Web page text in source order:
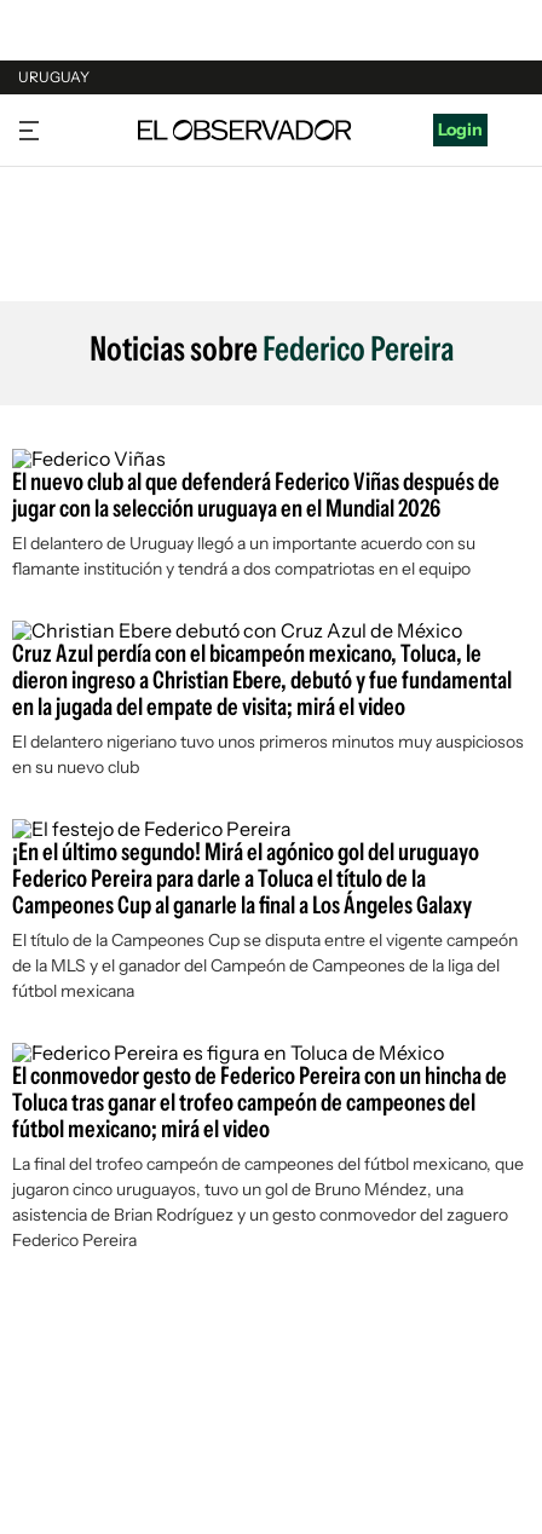
URUGUAY
URUGUAY
ARGENTINA
Login
Noticias sobreFederico Pereira
El nuevo club al que defenderá Federico Viñas después de
jugar con la selección uruguaya en el Mundial 2026
El delantero de Uruguay llegó a un importante acuerdo con su
flamante institución y tendrá a dos compatriotas en el equipo
Cruz Azul perdía con el bicampeón mexicano, Toluca, le
dieron ingreso a Christian Ebere, debutó y fue fundamental
en la jugada del empate de visita; mirá el video
El delantero nigeriano tuvo unos primeros minutos muy auspiciosos
en su nuevo club
¡En el último segundo! Mirá el agónico gol del uruguayo
Federico Pereira para darle a Toluca el título de la
Campeones Cup al ganarle la final a Los Ángeles Galaxy
El título de la Campeones Cup se disputa entre el vigente campeón
de la MLS y el ganador del Campeón de Campeones de la liga del
fútbol mexicana
El conmovedor gesto de Federico Pereira con un hincha de
Toluca tras ganar el trofeo campeón de campeones del
fútbol mexicano; mirá el video
La final del trofeo campeón de campeones del fútbol mexicano, que
jugaron cinco uruguayos, tuvo un gol de Bruno Méndez, una
asistencia de Brian Rodríguez y un gesto conmovedor del zaguero
Federico Pereira